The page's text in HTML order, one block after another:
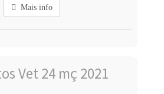
Mais info